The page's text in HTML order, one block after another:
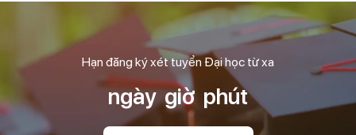
Hạn đăng ký xét tuyển Đại học từ xa
ngày giờ phút